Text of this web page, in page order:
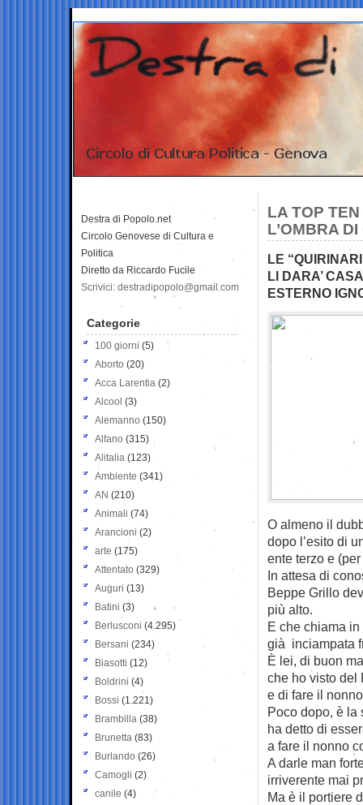
LA TOP
L’OMBRA
LE
LI DARA’
ESTERNO
O almeno il
dopo l’esito di
ente terzo e
In attesa di
Beppe Grillo
più alto.
E che chiama
già inciampata
È lei, di buon
che ho visto del
e di fare il
Poco dopo, è la
ha detto di
a fare il nonno
A darle man
irriverente mai
Ma è il portiere
Destra di Popolo.net
Circolo Genovese di Cultura e
Politica
Diretto da Riccardo Fucile
Scrivici: destradipopolo@gmail.com
Categorie
100 giorni (5)
Aborto (20)
Acca Larentia (2)
Alcool (3)
Alemanno (150)
Alfano (315)
Alitalia (123)
Ambiente (341)
AN (210)
Animali (74)
Arancioni (2)
arte (175)
Attentato (329)
Auguri (13)
Batini (3)
Berlusconi (4.295)
Bersani (234)
Biasotti (12)
Boldrini (4)
Bossi (1.221)
Brambilla (38)
Brunetta (83)
Burlando (26)
Camogli (2)
canile (4)